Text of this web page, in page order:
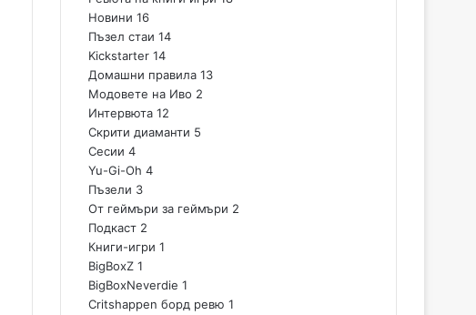
Новини 16
Пъзел стаи 14
Kickstarter 14
Домашни правила 13
Модовете на Иво 2
Интервюта 12
Скрити диаманти 5
Сесии 4
Yu-Gi-Oh 4
Пъзели 3
От геймъри за геймъри 2
Подкаст 2
Книги-игри 1
BigBoxZ 1
BigBoxNeverdie 1
Critshappen борд ревю 1